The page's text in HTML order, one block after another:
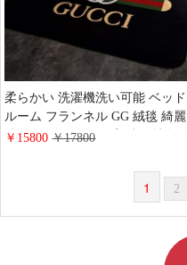
柔らかい 洗濯機洗い可能 ベッド
ルーム フランネル GG 絨毯 綺麗
純色 ベビーマット 宮廷風 抽象的
ベッドサイドラグ おしゃれ ロゴ
付き 売れ筋 GG バスルーム
￥15800￥17800
1 2